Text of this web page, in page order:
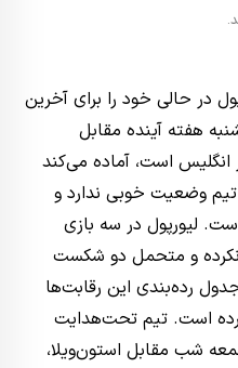
در حالی خود را برای آخرین
هفته آینده مقابل
انگلیس است، آماده می‌کند
وضعیت خوبی ندارد و
لیورپول در سه بازی
و متحمل دو شکست
رده‌بندی این رقابت‌ها
کرده‌ است. تیم تحت‌هدایت
با قبول شکست 4 بر 2 جمعه شب مقابل استون‌ویلا،